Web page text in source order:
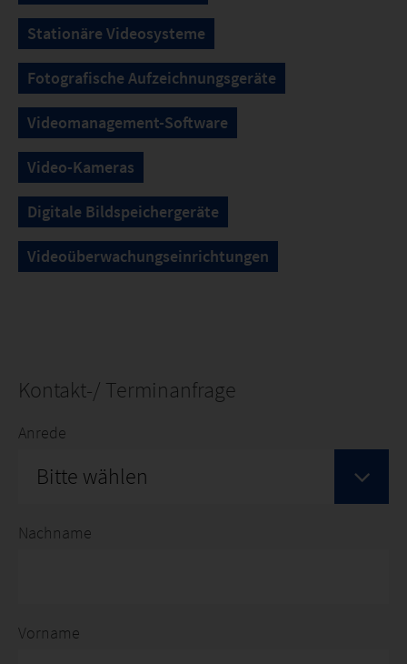
Stationäre Videosysteme
Fotografische Aufzeichnungsgeräte
Videomanagement-Software
Video-Kameras
Digitale Bildspeichergeräte
Videoüberwachungseinrichtungen
Kontakt-/ Terminanfrage
Anrede
Bitte wählen
Nachname
Vorname